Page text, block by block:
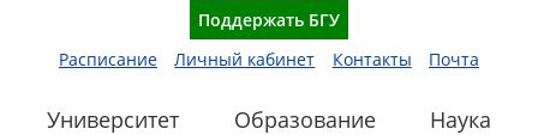
Поддержать БГУ
Расписание
Личный кабинет Контакты Почта
Университет Образование
Наука